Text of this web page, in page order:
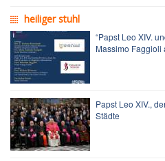
heiliger stuhl
“Papst Leo XIV.
Massimo Faggioli
Papst Leo XIV.,
Städte